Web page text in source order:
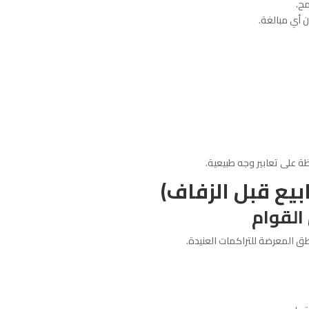
أي مبالغة.
على تعابير وجه طبيعية.
المعرضة للتراكمات العنيدة.